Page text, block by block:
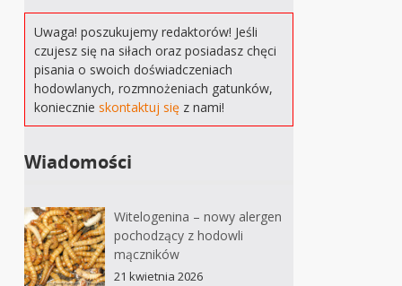
Uwaga! poszukujemy redaktorów! Jeśli
czujesz się na siłach oraz posiadasz chęci
pisania o swoich doświadczeniach
hodowlanych, rozmnożeniach gatunków,
koniecznieskontaktuj się z nami!
Wiadomości
Witelogenina – nowy alergen
pochodzący z hodowli
mączników
21 kwietnia 2026